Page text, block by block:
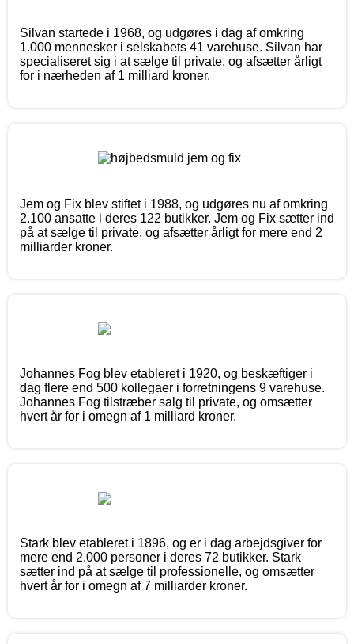
Silvan startede i 1968, og udgøres i dag af omkring
1.000 mennesker i selskabets 41 varehuse. Silvan har
specialiseret sig i at sælge til private, og afsætter årligt
for i nærheden af 1 milliard kroner.
Jem og Fix blev stiftet i 1988, og udgøres nu af omkring
2.100 ansatte i deres 122 butikker. Jem og Fix sætter ind
på at sælge til private, og afsætter årligt for mere end 2
milliarder kroner.
Johannes Fog blev etableret i 1920, og beskæftiger i
dag flere end 500 kollegaer i forretningens 9 varehuse.
Johannes Fog tilstræber salg til private, og omsætter
hvert år for i omegn af 1 milliard kroner.
Stark blev etableret i 1896, og er i dag arbejdsgiver for
mere end 2.000 personer i deres 72 butikker. Stark
sætter ind på at sælge til professionelle, og omsætter
hvert år for i omegn af 7 milliarder kroner.